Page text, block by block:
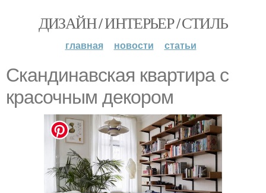
ДИЗАЙН / ИНТЕРЬЕР / СТИЛЬ
главная новости статьи
Скандинавская квартира с
красочным декором